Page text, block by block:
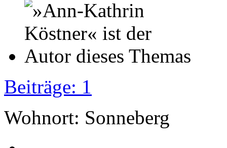
Beiträge: 1
Wohnort: Sonneberg